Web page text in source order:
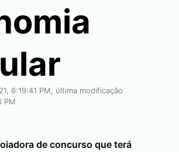
6:19:41 PM, última modificação
PM
de concurso que terá